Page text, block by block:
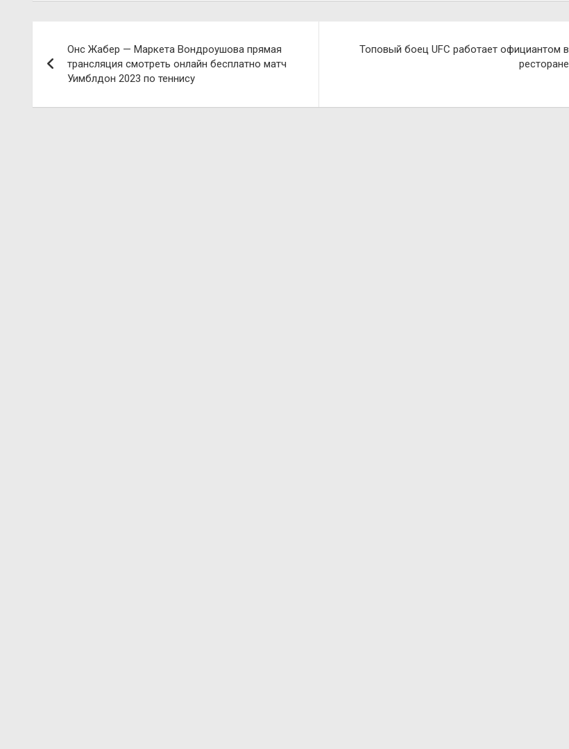
по
записям
Онс Жабер — Маркета Вондроушова прямая
трансляция смотреть онлайн бесплатно матч
Уимблдон 2023 по теннису
Топовый боец UFC работает официантом в
ресторане